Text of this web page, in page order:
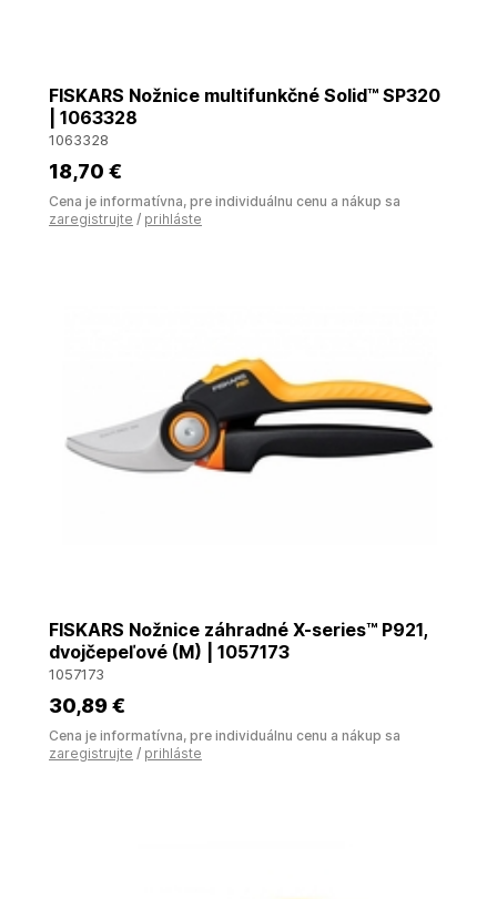
FISKARS Nožnice multifunkčné Solid™ SP320
| 1063328
1063328
18,70 €
Cena je informatívna, pre individuálnu cenu a nákup sa
zaregistrujte / prihláste
FISKARS Nožnice záhradné X-series™ P921,
dvojčepeľové (M) | 1057173
1057173
30,89 €
Cena je informatívna, pre individuálnu cenu a nákup sa
zaregistrujte / prihláste